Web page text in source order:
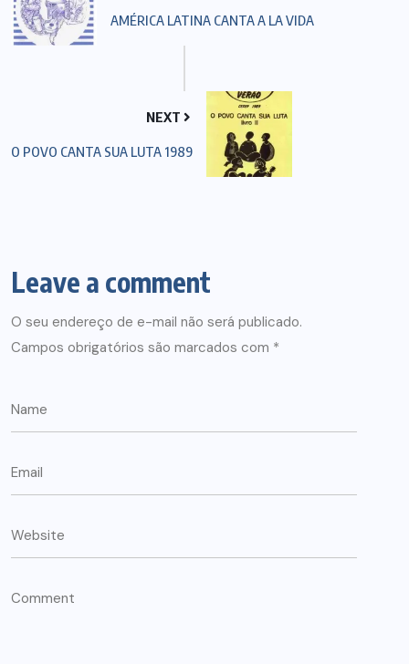
AMÉRICA LATINA CANTA A LA VIDA
NEXT
O POVO CANTA SUA LUTA 1989
Leave a comment
O seu endereço de e-mail não será publicado.
Campos obrigatórios são marcados com *